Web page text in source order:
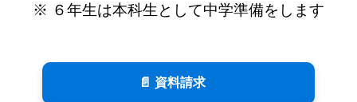
※ ６年生は本科生として中学準備をします
📄 資料請求